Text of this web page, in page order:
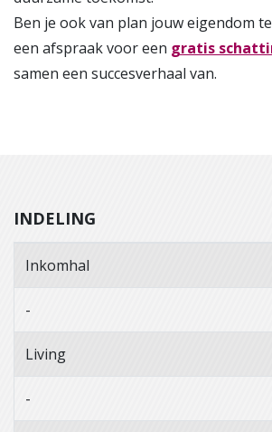
Ben je ook van plan jouw eigendom
een afspraak voor een gratis
samen een succesverhaal van.
INDELING
Inkomhal
-
Living
-